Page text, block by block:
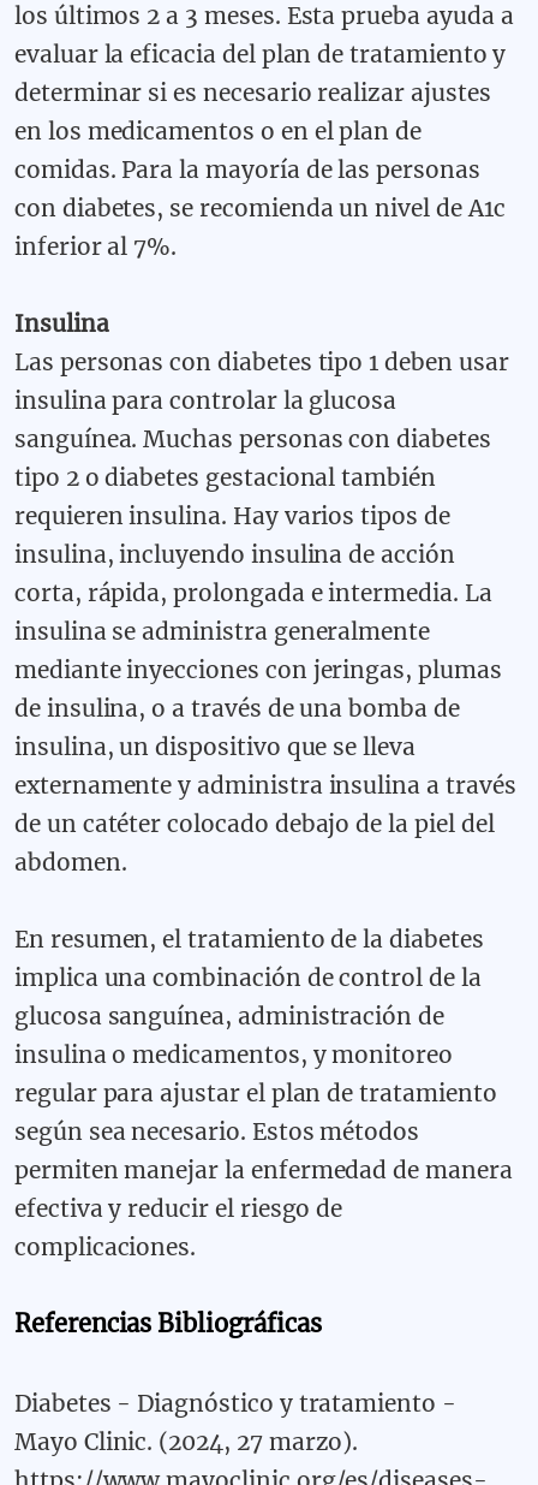
los últimos 2 a 3 meses. Esta prueba ayuda a
evaluar la eficacia del plan de tratamiento y
determinar si es necesario realizar ajustes
en los medicamentos o en el plan de
comidas. Para la mayoría de las personas
con diabetes, se recomienda un nivel de A1c
inferior al 7%.
Insulina
Las personas con diabetes tipo 1 deben usar
insulina para controlar la glucosa
sanguínea. Muchas personas con diabetes
tipo 2 o diabetes gestacional también
requieren insulina. Hay varios tipos de
insulina, incluyendo insulina de acción
corta, rápida, prolongada e intermedia. La
insulina se administra generalmente
mediante inyecciones con jeringas, plumas
de insulina, o a través de una bomba de
insulina, un dispositivo que se lleva
externamente y administra insulina a través
de un catéter colocado debajo de la piel del
abdomen.
En resumen, el tratamiento de la diabetes
implica una combinación de control de la
glucosa sanguínea, administración de
insulina o medicamentos, y monitoreo
regular para ajustar el plan de tratamiento
según sea necesario. Estos métodos
permiten manejar la enfermedad de manera
efectiva y reducir el riesgo de
complicaciones.
Referencias Bibliográficas
Diabetes - Diagnóstico y tratamiento -
Mayo Clinic. (2024, 27 marzo).